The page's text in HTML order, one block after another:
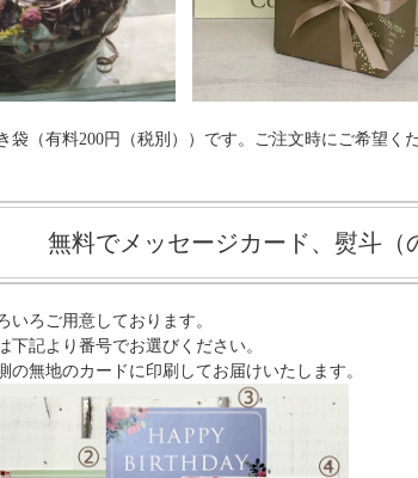
（有料200円（税別））です。ご注文時にご希望くだ
無料でメッセージカード、熨斗（
いろご用意しております。
下記より番号でお選びください。
の無地のカードに印刷してお届けいたします。